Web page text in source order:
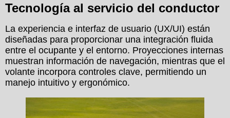
Tecnología al servicio del conductor
La experiencia e interfaz de usuario (UX/UI) están
diseñadas para proporcionar una integración fluida
entre el ocupante y el entorno. Proyecciones internas
muestran información de navegación, mientras que el
volante incorpora controles clave, permitiendo un
manejo intuitivo y ergonómico.